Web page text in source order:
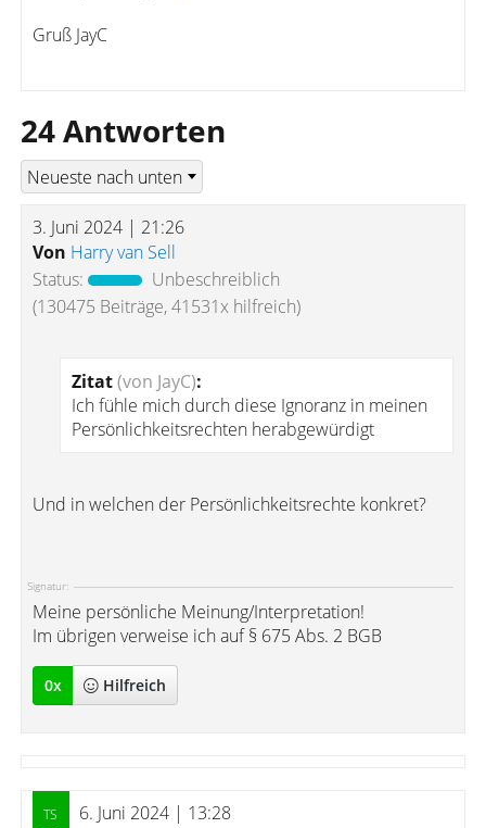
Gruß JayC
24 Antworten
3. Juni 2024 | 21:26
Von Harry van Sell
Status:
Unbeschreiblich
(130475 Beiträge, 41531x hilfreich)
Zitat(von JayC):
Ich fühle mich durch diese Ignoranz in meinen
Persönlichkeitsrechten herabgewürdigt
Und in welchen der Persönlichkeitsrechte konkret?
Signatur:
Meine persönliche Meinung/Interpretation!
Im übrigen verweise ich auf § 675 Abs. 2 BGB
0x Hilfreich
6. Juni 2024 | 13:28